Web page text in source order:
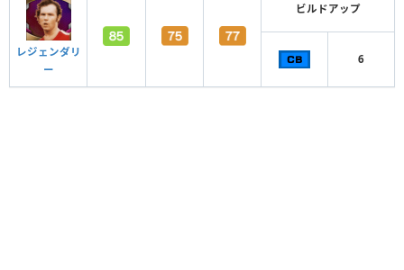
レジェンダリ
ー
ビルドアップ
6